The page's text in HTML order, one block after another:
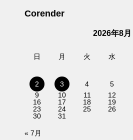
Corender
2026年8月
日 月 火 水
2
3 4 5
9
10 11 12
16
17 18 19
23
24 25 26
30
31
« 7月